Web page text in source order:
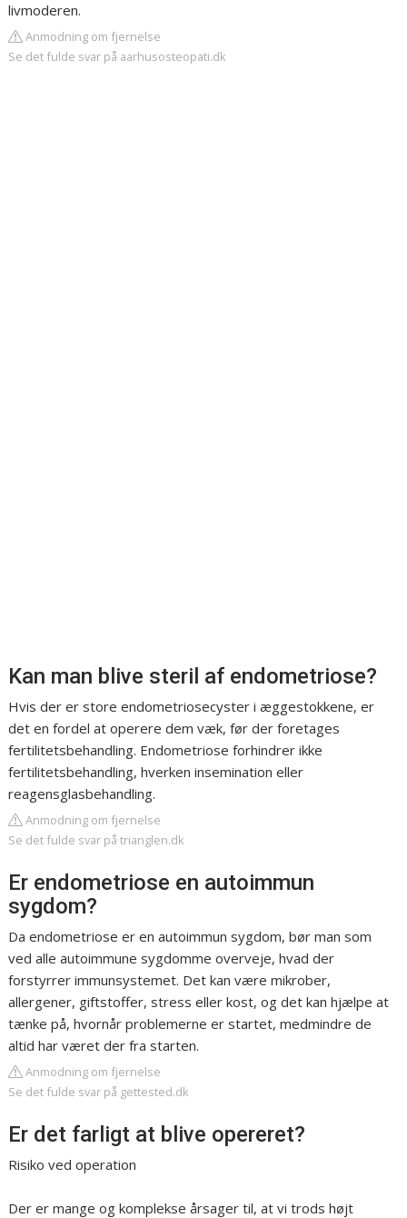
livmoderen.
Anmodning om fjernelse
Se det fulde svar på aarhusosteopati.dk
Kan man blive steril af endometriose?
Hvis der er store endometriosecyster i æggestokkene, er
det en fordel at operere dem væk, før der foretages
fertilitetsbehandling. Endometriose forhindrer ikke
fertilitetsbehandling, hverken insemination eller
reagensglasbehandling.
Anmodning om fjernelse
Se det fulde svar på trianglen.dk
Er endometriose en autoimmun
sygdom?
Da endometriose er en autoimmun sygdom, bør man som
ved alle autoimmune sygdomme overveje, hvad der
forstyrrer immunsystemet. Det kan være mikrober,
allergener, giftstoffer, stress eller kost, og det kan hjælpe at
tænke på, hvornår problemerne er startet, medmindre de
altid har været der fra starten.
Anmodning om fjernelse
Se det fulde svar på gettested.dk
Er det farligt at blive opereret?
Risiko ved operation
Der er mange og komplekse årsager til, at vi trods højt